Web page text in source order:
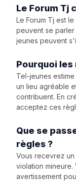
Le Forum Tj
Le Forum Tj est
peuvent se
jeunes peuvent
Pourquoi les
Tel-jeunes
un lieu agréable
contribuent. En
acceptez ces
Que se
règles ?
Vous recevrez
violation
avertissement